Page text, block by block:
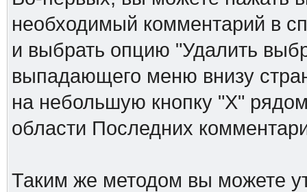
необходимый комментарий в
и выбрать опцию "Удалить
выпадающего меню внизу
на небольшую кнопку "Х"
области Последних
Таким же методом вы можете